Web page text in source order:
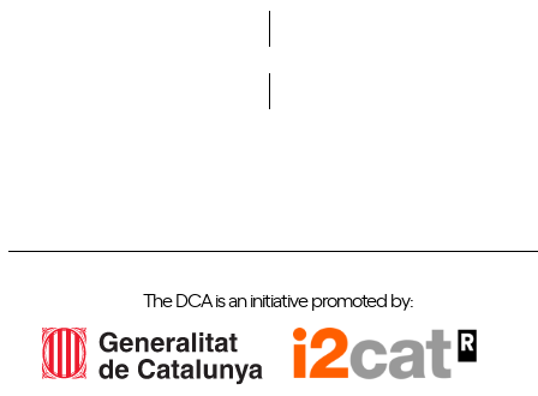
The DCA is an initiative promoted by: